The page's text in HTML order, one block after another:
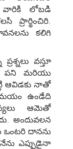
లోబడి
కలిగి
వస్తూ
పని మరియు
ఆవిడకు నాతో
ఉండేది
ఆమెతో
అందువలన
ఒంటరి దానను
ఎప్పుడైనా